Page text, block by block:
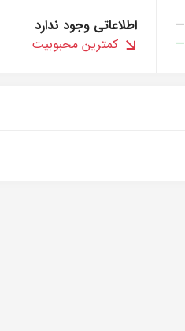
—
—
اطلاعاتی وجود ندارد
کمترین محبوبیت